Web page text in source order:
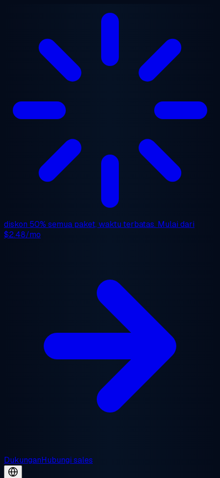
diskon 50% semua paket, waktu terbatas. Mulai dari
$2.48/mo
DukunganHubungi sales